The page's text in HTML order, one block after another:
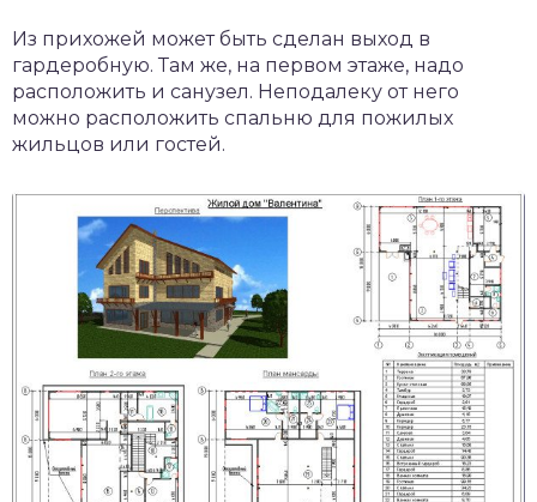
Из прихожей может быть сделан выход в
гардеробную. Там же, на первом этаже, надо
расположить и санузел. Неподалеку от него
можно расположить спальню для пожилых
жильцов или гостей.